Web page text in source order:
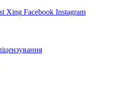
Xing Facebook Instagram